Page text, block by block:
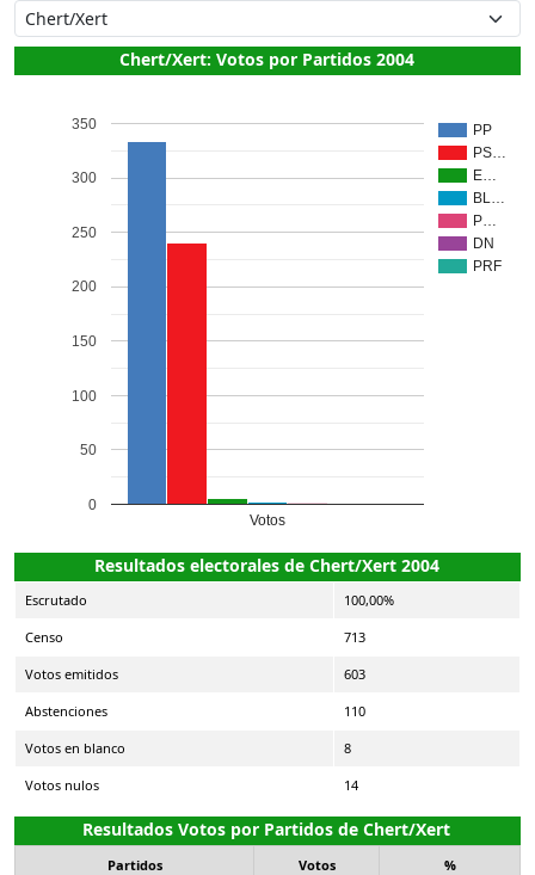
Chert/Xert: Votos por Partidos 2004
PP
PS…
E…
BL…
P…
DN
PRF
Votos
0
50
100
150
200
250
300
350
Resultados electorales de Chert/Xert 2004
Escrutado 100,00%
Censo 713
Votos emitidos 603
Abstenciones 110
Votos en blanco 8
Votos nulos 14
Resultados Votos por Partidos de Chert/Xert
Partidos Votos %